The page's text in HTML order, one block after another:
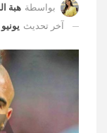
بواسطة هبة
آخر تحديث يونيو 15, 2026